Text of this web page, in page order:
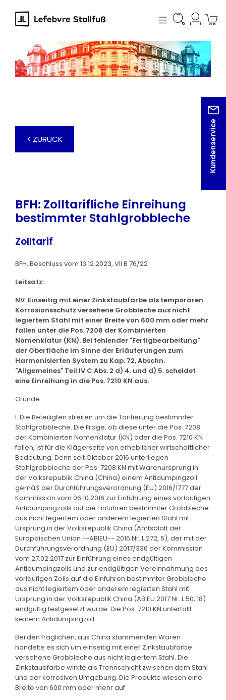
springen
Kundenservice
< ZURÜCK
BFH: Zolltarifliche Einreihung
bestimmter Stahlgrobbleche
Zolltarif
BFH, Beschluss vom 13.12.2023, VII B 76/22
Leitsatz:
NV: Einseitig mit einer Zinkstaubfarbe als temporären
Korrosionsschutz versehene Grobbleche aus nicht
legiertem Stahl mit einer Breite von 600 mm oder mehr
fallen unter die Pos. 7208 der Kombinierten
Nomenklatur (KN). Bei fehlender "Fertigbearbeitung"
der Oberfläche im Sinne der Erläuterungen zum
Harmonisierten System zu Kap. 72, Abschn.
"Allgemeines" Teil IV C Abs. 2 d) 4. und d) 5. scheidet
eine Einreihung in die Pos. 7210 KN aus.
Gründe:
I. Die Beteiligten streiten um die Tarifierung bestimmter
Stahlgrobbleche. Die Frage, ob diese unter die Pos. 7208
der Kombinierten Nomenklatur (KN) oder die Pos. 7210 KN
fallen, ist für die Klägerseite von erheblicher wirtschaftlicher
Bedeutung. Denn seit Oktober 2016 unterliegen
Stahlgrobbleche der Pos. 7208 KN mit Warenursprung in
der Volksrepublik China (China) einem Antidumpingzoll
gemäß der Durchführungsverordnung (EU) 2016/1777 der
Kommission vom 06.10.2016 zur Einführung eines vorläufigen
Antidumpingzolls auf die Einfuhren bestimmter Grobbleche
aus nicht legiertem oder anderem legierten Stahl mit
Ursprung in der Volksrepublik China (Amtsblatt der
Europäischen Union --ABlEU-- 2016 Nr. L 272, 5), der mit der
Durchführungsverordnung (EU) 2017/336 der Kommission
vom 27.02.2017 zur Einführung eines endgültigen
Antidumpingzolls und zur endgültigen Vereinnahmung des
vorläufigen Zolls auf die Einfuhren bestimmter Grobbleche
aus nicht legiertem oder anderem legierten Stahl mit
Ursprung in der Volksrepublik China (ABlEU 2017 Nr. L 50, 18)
endgültig festgesetzt wurde. Die Pos. 7210 KN unterfällt
keinem Antidumpingzoll.
Bei den fraglichen, aus China stammenden Waren
handelte es sich um einseitig mit einer Zinkstaubfarbe
versehene Grobbleche aus nicht legiertem Stahl. Die
Zinkstaubfarbe wirkte als Trennschicht zwischen dem Stahl
und der korrosiven Umgebung. Die Produkte wiesen eine
Breite von 600 mm oder mehr auf.